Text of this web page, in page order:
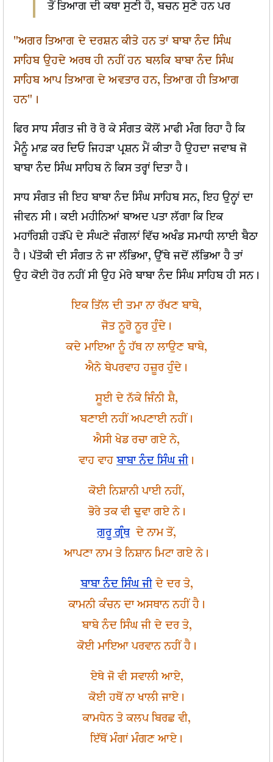
ਤੋਂ ਤਿਆਗ ਦੀ ਕਥਾ ਸੁਣੀ ਹੈ, ਬਚਨ ਸੁਣੇ ਹਨ ਪਰ
"ਅਗਰ ਤਿਆਗ ਦੇ ਦਰਸ਼ਨ ਕੀਤੇ ਹਨ ਤਾਂ ਬਾਬਾ ਨੰਦ ਸਿੰਘ
ਸਾਹਿਬ ਉਹਦੇ ਅਰਥ ਹੀ ਨਹੀਂ ਹਨ ਬਲਕਿ ਬਾਬਾ ਨੰਦ ਸਿੰਘ
ਸਾਹਿਬ ਆਪ ਤਿਆਗ ਦੇ ਅਵਤਾਰ ਹਨ, ਤਿਆਗ ਹੀ ਤਿਆਗ
ਹਨ"।
ਫਿਰ ਸਾਧ ਸੰਗਤ ਜੀ ਰੋ ਰੋ ਕੇ ਸੰਗਤ ਕੋਲੋਂ ਮਾਫੀ ਮੰਗ ਰਿਹਾ ਹੈ ਕਿ
ਮੈਨੂੰ ਮਾਫ਼ ਕਰ ਦਿਓ ਜਿਹੜਾ ਪ੍ਰਸ਼ਨ ਮੈਂ ਕੀਤਾ ਹੈ ਉਹਦਾ ਜਵਾਬ ਜੋ
ਬਾਬਾ ਨੰਦ ਸਿੰਘ ਸਾਹਿਬ ਨੇ ਕਿਸ ਤਰ੍ਹਾਂ ਦਿਤਾ ਹੈ।
ਸਾਧ ਸੰਗਤ ਜੀ ਇਹ ਬਾਬਾ ਨੰਦ ਸਿੰਘ ਸਾਹਿਬ ਸਨ, ਇਹ ਉਨ੍ਹਾਂ ਦਾ
ਜੀਵਨ ਸੀ। ਕਈ ਮਹੀਨਿਆਂ ਬਾਅਦ ਪਤਾ ਲੱਗਾ ਕਿ ਇਕ
ਮਹਾਂਰਿਸ਼ੀ ਹੜੱਪੇ ਦੇ ਸੰਘਣੇ ਜੰਗਲਾਂ ਵਿੱਚ ਅਖੰਡ ਸਮਾਧੀ ਲਾਈ ਬੈਠਾ
ਹੈ। ਪੱਤੋਕੀ ਦੀ ਸੰਗਤ ਨੇ ਜਾ ਲੱਭਿਆ, ਉੱਥੇ ਜਦੋਂ ਲੱਭਿਆ ਹੈ ਤਾਂ
ਉਹ ਕੋਈ ਹੋਰ ਨਹੀਂ ਸੀ ਉਹ ਮੇਰੇ ਬਾਬਾ ਨੰਦ ਸਿੰਘ ਸਾਹਿਬ ਹੀ ਸਨ।
ਇਕ ਤਿੱਲ ਦੀ ਤਮਾ ਨਾ ਰੱਖਣ ਬਾਬੇ,
ਜੋਤ ਨੂਰੋ ਨੂਰ ਹੁੰਦੇ।
ਕਦੇ ਮਾਇਆ ਨੂੰ ਹੱਥ ਨਾ ਲਾਉਣ ਬਾਬੇ,
ਐਨੇ ਬੇਪਰਵਾਹ ਹਜ਼ੂਰ ਹੁੰਦੇ।
ਸੂਈ ਦੇ ਨੱਕੇ ਜਿੰਨੀ ਸ਼ੈ,
ਬਣਾਈ ਨਹੀਂ ਅਪਣਾਈ ਨਹੀਂ।
ਐਸੀ ਖੇਡ ਰਚਾ ਗਏ ਨੇ,
ਵਾਹ ਵਾਹ ਬਾਬਾ ਨੰਦ ਸਿੰਘ ਜੀ
ਕੋਈ ਨਿਸ਼ਾਨੀ ਪਾਈ ਨਹੀਂ,
ਭੋਰੇ ਤਕ ਵੀ ਢੁਵਾ ਗਏ ਨੇ।
ਗੁਰੂ ਗ੍ਰੰਥਦੇ ਨਾਮ ਤੋਂ,
ਆਪਣਾ ਨਾਮ ਤੇ ਨਿਸ਼ਾਨ ਮਿਟਾ ਗਏ ਨੇ।
ਬਾਬਾ ਨੰਦ ਸਿੰਘ ਜੀਦੇ ਦਰ ਤੇ,
ਕਾਮਨੀ ਕੰਚਨ ਦਾ ਅਸਥਾਨ ਨਹੀਂ ਹੈ।
ਬਾਬੇ ਨੰਦ ਸਿੰਘ ਜੀ ਦੇ ਦਰ ਤੇ,
ਕੋਈ ਮਾਇਆ ਪਰਵਾਨ ਨਹੀਂ ਹੈ।
ਏਥੇ ਜੋ ਵੀ ਸਵਾਲੀ ਆਏ,
ਕੋਈ ਹਥੋਂ ਨਾ ਖਾਲੀ ਜਾਏ।
ਕਾਮਧੇਨ ਤੇ ਕਲਪ ਬਿਰਛ ਵੀ,
ਇੱਥੋਂ ਮੰਗਾਂ ਮੰਗਣ ਆਏ।